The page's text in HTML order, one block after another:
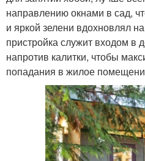
направлению окнами в сад,
и яркой зелени вдохновлял
пристройка служит входом в
напротив калитки, чтобы
попадания в жилое